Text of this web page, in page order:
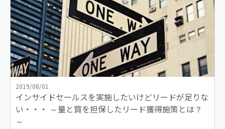
2019/08/01
インサイドセールスを実施したいけどリードが足りな
い・・・ ～量と質を担保したリード獲得施策とは？
～